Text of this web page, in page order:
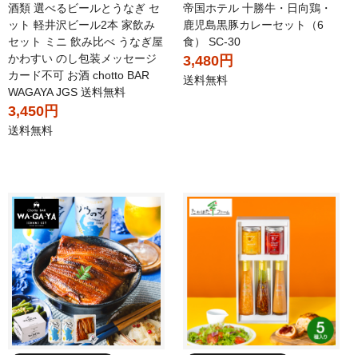
酒類 選べるビールとうなぎ セ
ット 軽井沢ビール2本 家飲み
セット ミニ 飲み比べ うなぎ屋
かわすい のし包装メッセージ
カード不可 お酒 chotto BAR
WAGAYA JGS 送料無料
3,450円
送料無料
帝国ホテル 十勝牛・日向鶏・
鹿児島黒豚カレーセット（6
食） SC-30
3,480円
送料無料